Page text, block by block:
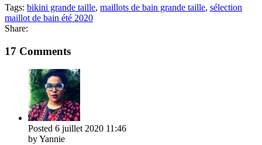
Tags: bikini grande taille, maillots de bain grande taille, sélection
maillot de bain été 2020
Share:
17 Comments
Posted 6 juillet 2020 11:46
by Yannie